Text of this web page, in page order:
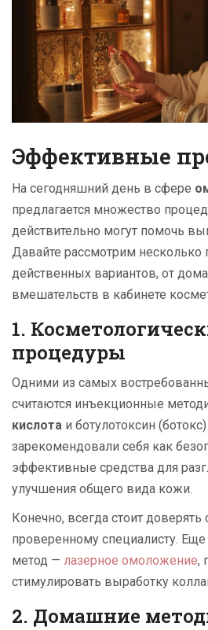
Эффективные
На сегодняшний день в сфере
предлагается множество
действительно могут помочь
Давайте рассмотрим несколько
действенных вариантов, от
вмешательств в кабинете
1.
процедуры
Одними из самых
считаются инъекционные
кислота и ботулотоксин
зарекомендовали себя как
эффективные средства для
улучшения общего вида кожи.
Конечно, всегда стоит
проверенному специалисту.
метод — лазерное омоложение,
стимулировать выработку
2. Домашние